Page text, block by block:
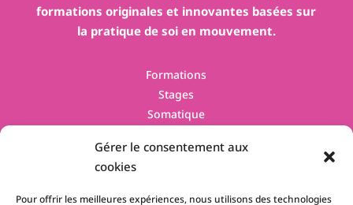
Gérer le consentement aux
cookies
Pour offrir les meilleures expériences, nous utilisons des technologies
formations originales et innovantes basées sur
la pratique de soi en mouvement.
Formations
Stages
Somatique